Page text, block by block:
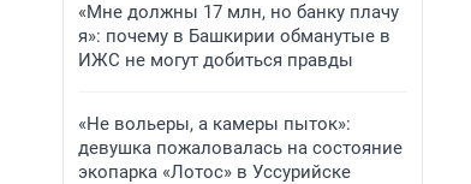
«Мне должны 17 млн, но банку плачу
я»: почему в Башкирии обманутые в
ИЖС не могут добиться правды
«Не вольеры, а камеры пыток»:
девушка пожаловалась на состояние
экопарка «Лотос» в Уссурийске